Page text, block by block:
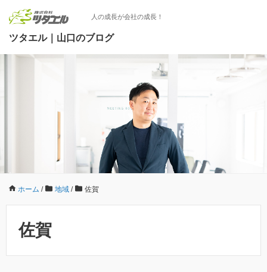
人の成長が会社の成長！
ツタエル｜山口のブログ
ホーム / 地域 / 佐賀
佐賀